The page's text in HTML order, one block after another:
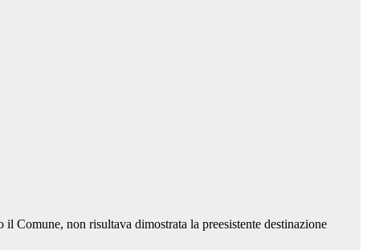
Comune, non risultava dimostrata la preesistente destinazione